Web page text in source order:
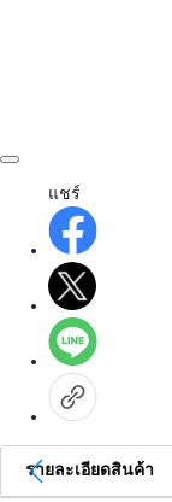
แชร์
รายละเอียดสินค้า